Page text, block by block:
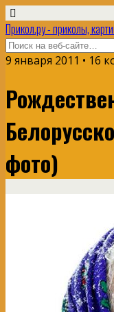
Прикол.ру - приколы,
9 января 2011 • 16
фото)